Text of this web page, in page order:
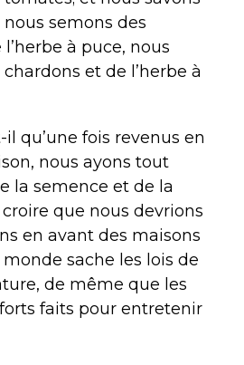
semons des
à puce, nous
et de l’herbe à
qu’une fois revenus en
nous ayons tout
la semence et de la
croire que nous devrions
en avant des maisons
sache les lois de
de même que les
faits pour entretenir